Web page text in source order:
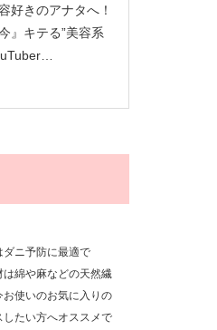
好きのアナタへ！
今』キテる”美容系
ダニ予防に最適で
綿や麻などの天然繊
使いのお気に入りの
たい方へオススメで